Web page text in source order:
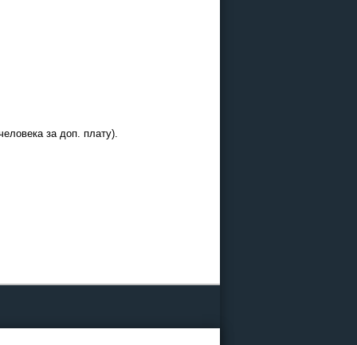
за доп. плату).